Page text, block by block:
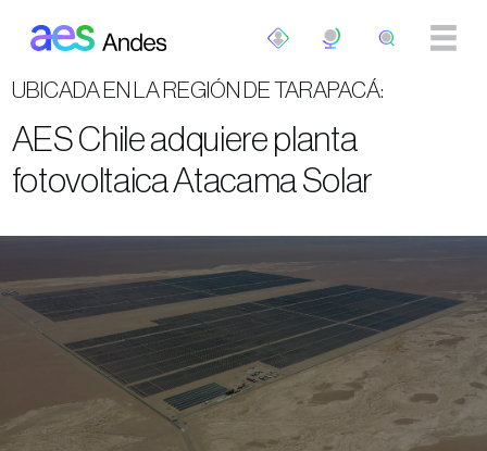
UBICADA EN LA REGIÓN DE TARAPACÁ:
AES Chile adquiere planta
fotovoltaica Atacama Solar